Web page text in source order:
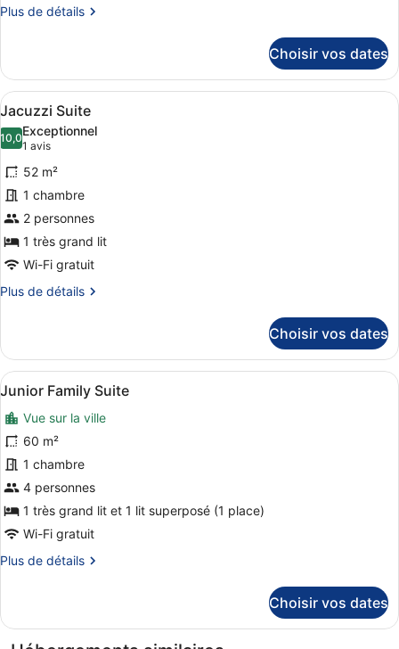
Jacuzzi
Plus de détails
Plus
le
type
de
chambre
Jacuzzi
Suite
Choisir vos dates
Afficher
toutes
les
photos
pour
ce
type
de
chambre :
Jacuzzi
Jacuzzi Suite | Salle de bain |
7
Jacuzzi Suite
10,010,0 sur 10
Exceptionnel
1 avis
(1 avis)
52 m²
1 chambre
2 personnes
1 très grand lit
Wi-Fi gratuit
Plus de détails
Plus
le
type
de
Jacuzzi
Suite
Choisir vos dates
Afficher
toutes
les
photos
pour
ce
type
de
chambre :
Junior
Junior Family Suite | Literie de
6
Junior Family Suite
Vue sur la ville
60 m²
1 chambre
4 personnes
1 très grand lit et 1 lit superposé (1 place)
Wi-Fi gratuit
Plus de détails
Plus
le
Choisir vos dates